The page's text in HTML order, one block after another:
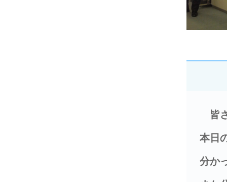
皆
本日
分か